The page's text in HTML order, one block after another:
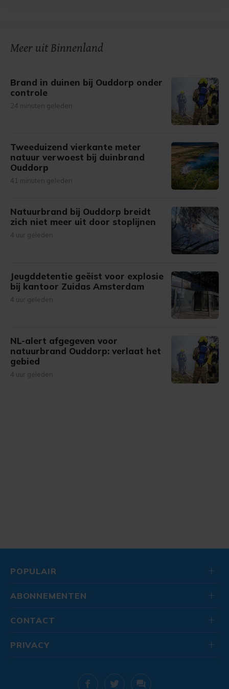
Meer uit Binnenland
Brand in duinen bij Ouddorp onder
controle
24 minuten geleden
Tweeduizend vierkante meter
natuur verwoest bij duinbrand
Ouddorp
41 minuten geleden
Natuurbrand bij Ouddorp breidt
zich niet meer uit door stoplijnen
4 uur geleden
Jeugddetentie geëist voor explosie
bij kantoor Zuidas Amsterdam
4 uur geleden
NL-alert afgegeven voor
natuurbrand Ouddorp: verlaat het
gebied
4 uur geleden
POPULAIR
ABONNEMENTEN
CONTACT
PRIVACY